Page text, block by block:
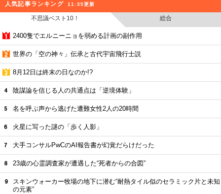
人気記事ランキング 11:35更新
不思議ベスト10！ 総合
2400隻でエルニーニョを弱める計画の副作用
世界の「空の神々」伝承と古代宇宙飛行士説
8月12日は終末の日なのか!?
陰謀論を信じる人の共通点は「逆境体験」
名を呼ぶ声から逃げた遭難女性2人の20時間
火星に写った謎の「歩く人影」
大手コンサルPwCのAI報告書が幻覚だらけだった
23歳の心霊調査家が遭遇した“死者からの合図”
スキンウォーカー牧場の地下に潜む“耐熱タイル似のセラミック片と未知
の元素”